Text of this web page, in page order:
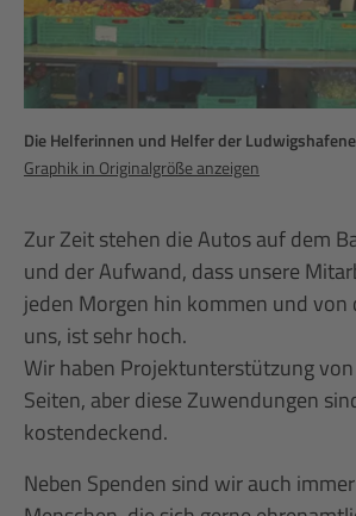
Die Helferinnen und Helfer der
Graphik in Originalgröße anzeigen
Zur Zeit stehen die Autos auf dem
und der Aufwand, dass unsere
jeden Morgen hin kommen und von
uns, ist sehr hoch.
Wir haben Projektunterstützung
Seiten, aber diese Zuwendungen
kostendeckend.
Neben Spenden sind wir auch